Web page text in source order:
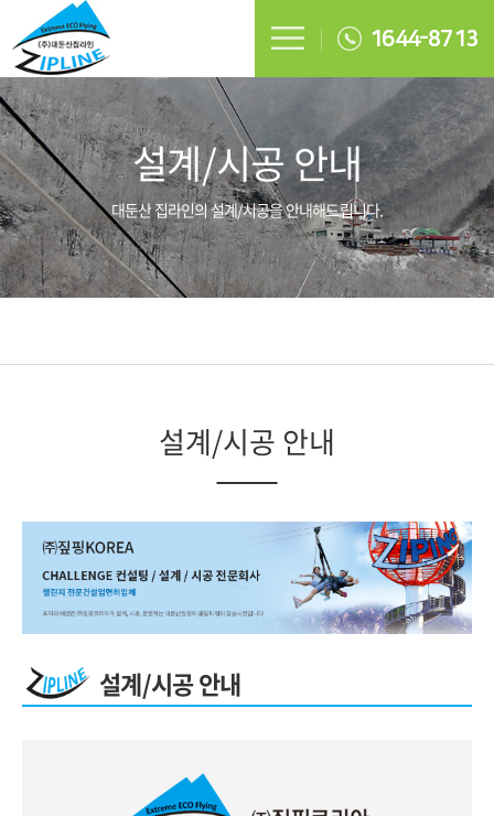
1644-8713
설계/시공 안내
대둔산 집라인의 설계/시공을 안내해드립니다.
설계/시공 안내
설계/시공 안내